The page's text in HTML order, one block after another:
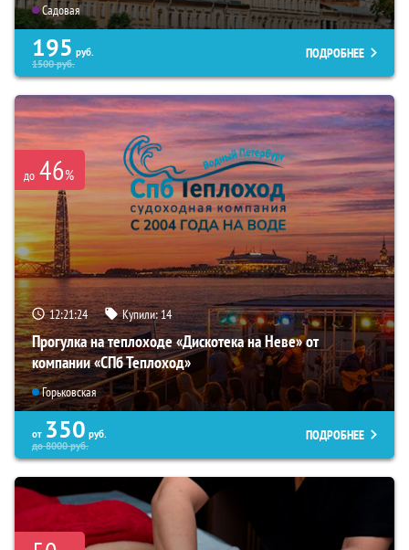
Садовая
195 руб.
1500руб.
ПОДРОБНЕЕ
до 46%
12:21:22 Купили:14
Прогулка на теплоходе «Дискотека на Неве» от
компании «СПб Теплоход»
Горьковская
от 350 руб.
до8000руб.
ПОДРОБНЕЕ